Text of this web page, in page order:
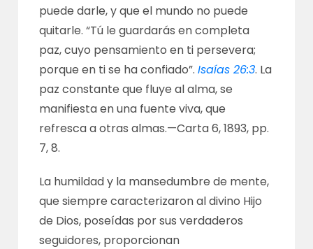
puede darle, y que el mundo no puede
quitarle. “Tú le guardarás en completa
paz, cuyo pensamiento en ti persevera;
porque en ti se ha confiado”.Isaías 26:3. La
paz constante que fluye al alma, se
manifiesta en una fuente viva, que
refresca a otras almas.—Carta 6, 1893, pp.
7, 8.
La humildad y la mansedumbre de mente,
que siempre caracterizaron al divino Hijo
de Dios, poseídas por sus verdaderos
seguidores, proporcionan